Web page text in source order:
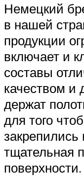
Немецкий
в нашей
продукции
включает и
составы
качеством и
держат
для того
закрепились
тщательная
поверхности.